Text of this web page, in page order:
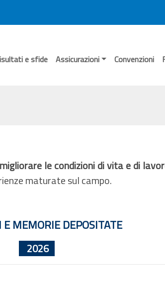
e sfide Assicurazioni Convenzioni
migliorare le condizioni di vita e di
maturate sul campo.
MEMORIE DEPOSITATE
2026